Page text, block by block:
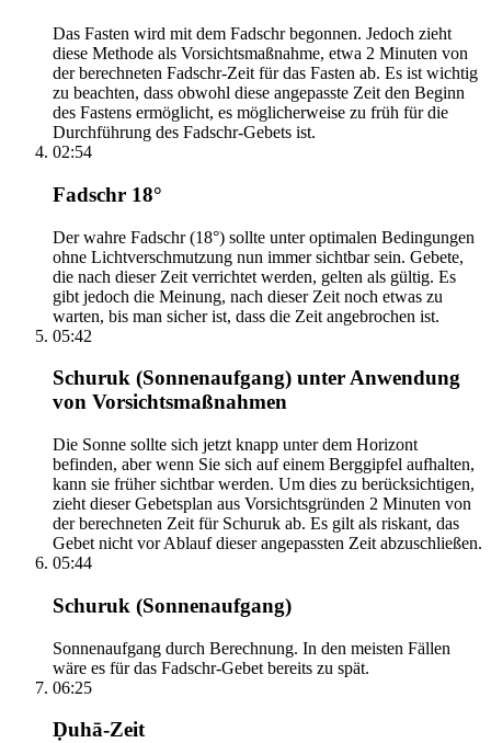
Das Fasten wird mit dem Fadschr begonnen. Jedoch zieht
diese Methode als Vorsichtsmaßnahme, etwa 2 Minuten von
der berechneten Fadschr-Zeit für das Fasten ab. Es ist wichtig
zu beachten, dass obwohl diese angepasste Zeit den Beginn
des Fastens ermöglicht, es möglicherweise zu früh für die
Durchführung des Fadschr-Gebets ist.
02:54
Fadschr 18°
Der wahre Fadschr (18°) sollte unter optimalen Bedingungen
ohne Lichtverschmutzung nun immer sichtbar sein. Gebete,
die nach dieser Zeit verrichtet werden, gelten als gültig. Es
gibt jedoch die Meinung, nach dieser Zeit noch etwas zu
warten, bis man sicher ist, dass die Zeit angebrochen ist.
05:42
Schuruk (Sonnenaufgang) unter Anwendung
von Vorsichtsmaßnahmen
Die Sonne sollte sich jetzt knapp unter dem Horizont
befinden, aber wenn Sie sich auf einem Berggipfel aufhalten,
kann sie früher sichtbar werden. Um dies zu berücksichtigen,
zieht dieser Gebetsplan aus Vorsichtsgründen 2 Minuten von
der berechneten Zeit für Schuruk ab. Es gilt als riskant, das
Gebet nicht vor Ablauf dieser angepassten Zeit abzuschließen.
05:44
Schuruk (Sonnenaufgang)
Sonnenaufgang durch Berechnung. In den meisten Fällen
wäre es für das Fadschr-Gebet bereits zu spät.
06:25
Ḍuhā-Zeit